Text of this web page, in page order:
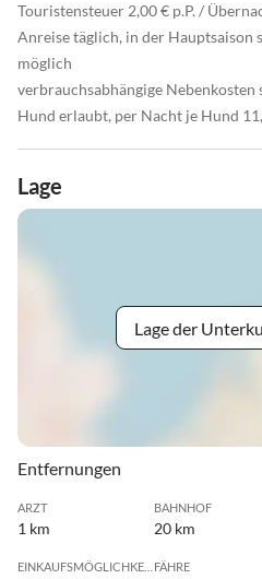
Touristensteuer 2,00 € p.P. /
Anreise täglich, in der Hauptsaison
möglich
verbrauchsabhängige
Hund erlaubt, per Nacht je Hund
Lage
Lage der
Entfernungen
ARZT
1 km
BAHNHOF
20 km
FÄHRE